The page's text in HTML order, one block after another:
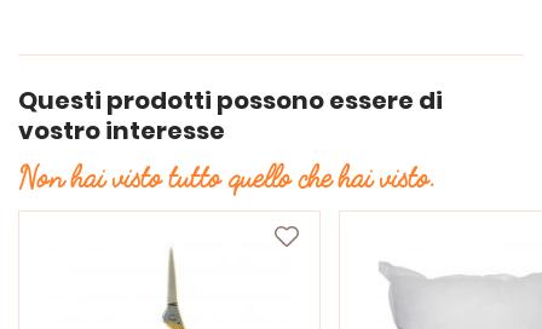
Questi prodotti possono essere di
vostro interesse
Non hai visto tutto quello che hai visto.